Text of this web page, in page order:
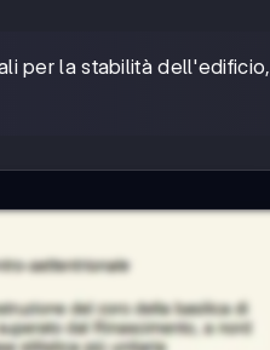
per la stabilità dell'edificio,